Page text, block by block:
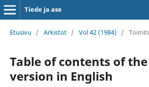
Tiede ja ase
Etusivu / Arkistot / Vol 42 (1984) /
Table of contents of
version in English